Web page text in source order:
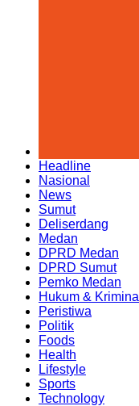
Headline
Nasional
News
Sumut
Deliserdang
Medan
DPRD Medan
DPRD Sumut
Pemko Medan
Hukum & Kriminal
Peristiwa
Politik
Foods
Health
Lifestyle
Sports
Technology